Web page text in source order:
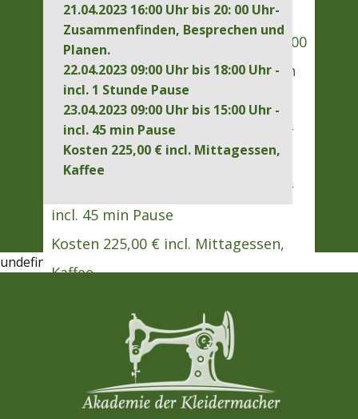
Beginn / Ende 09.06 bis 11.06.2023
Zeiten 09.06.2023 16:00 Uhr bis 20: 00
Uhr- Zusammenfinden, Besprechen
und Planen.
10.06.2023 09:00 Uhr bis 18:00 Uhr -
incl. 1 Stunde Pause
11.06.2023 09:00 Uhr bis 15:00 Uhr -
incl. 45 min Pause
Kosten 225,00 € incl. Mittagessen,
Kaffee
Abschluss Zertifikat
Ort Akademie der Kleidermacher
Beginn / Ende 25.08 bis 27.08.2023
21.04.2023 16:00 Uhr bis 20: 00 Uhr-
Zusammenfinden, Besprechen und
Planen.
22.04.2023 09:00 Uhr bis 18:00 Uhr -
incl. 1 Stunde Pause
23.04.2023 09:00 Uhr bis 15:00 Uhr -
incl. 45 min Pause
Kosten 225,00 € incl. Mittagessen,
Kaffee
undefined